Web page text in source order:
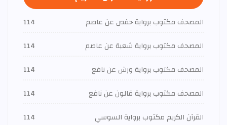
المصحف مكتوب برواية حفص عن عاصم
114
المصحف مكتوب برواية شعبة عن عاصم
114
المصحف مكتوب برواية ورش عن نافع
114
المصحف مكتوب برواية قالون عن نافع
114
القرآن الكريم مكتوب برواية السوسي
114